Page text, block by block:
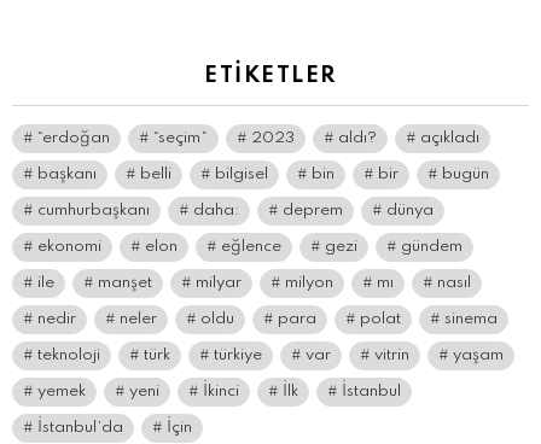
ETIKETLER
“erdoğan “seçim” 2023 aldı? açıkladı
başkanı belli bilgisel bin bir bugün
cumhurbaşkanı daha: deprem dünya
ekonomi elon eğlence gezi gündem
ile manşet milyar milyon mı nasıl
nedir neler oldu para polat sinema
teknoloji türk türkiye var vitrin yaşam
yemek yeni İkinci İlk İstanbul
İstanbul’da İçin